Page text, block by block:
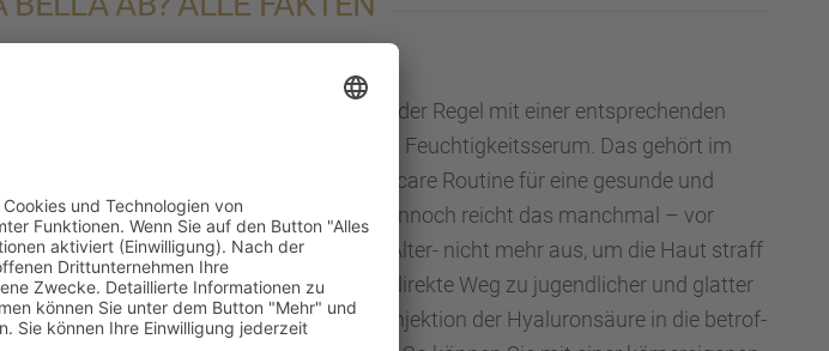
Die Haut vitali­sie­ren Sie in der Regel mit einer entspre­chen­den
Gesichts­creme oder einem Feuch­tig­keits­se­rum. Das gehört im
Ideal­fall zur tägli­chen Skincare Routine für eine gesunde und
hydrierte Gesichts­haut. Dennoch reicht das manch­mal – vor
allem mit zuneh­men­dem Alter- nicht mehr aus, um die Haut straff
und glatt zu erhal­ten. Der direkte Weg zu jugend­li­cher und glatter
Haut ist dabei die direkte Injek­tion der Hyalu­ron­säure in die betrof­